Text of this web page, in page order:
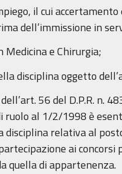
il cui
dell’immissione in
Medicina e Chirurgia;
disciplina oggetto
56 del D.P.R. n.
ruolo al 1/2/1998 è
disciplina relativa al
ai concorsi
quella di appartenenza.